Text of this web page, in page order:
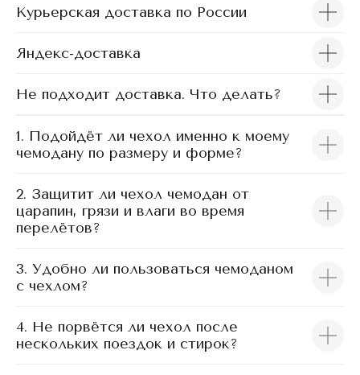
Курьерская доставка по России
Яндекс-доставка
Не подходит доставка. Что делать?
1. Подойдёт ли чехол именно к моему
чемодану по размеру и форме?
2. Защитит ли чехол чемодан от
царапин, грязи и влаги во время
перелётов?
3. Удобно ли пользоваться чемоданом
с чехлом?
4. Не порвётся ли чехол после
нескольких поездок и стирок?